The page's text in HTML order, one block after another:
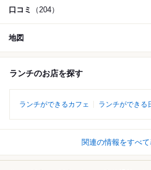
口コミ （204）
地図
ランチのお店を探す
ランチができるカフェ ランチができる
関連の情報をすべ